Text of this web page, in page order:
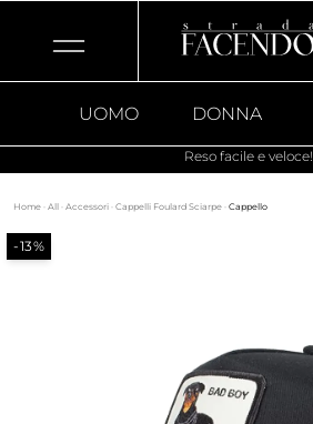
UOMO DONNA
Reso facile e veloce!
Home · All · Accessori · Cappelli Foulard Sciarpe · Cappello
-13%